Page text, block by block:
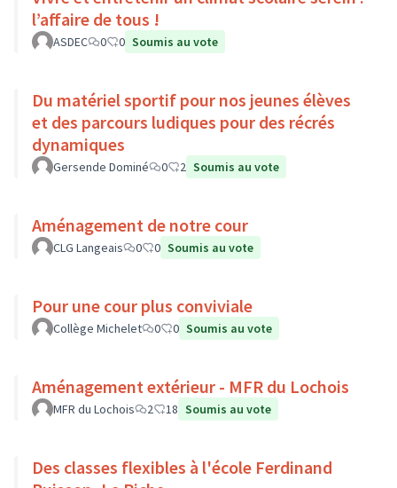
l’affaire de tous !
ASDEC 0 0 Soumis au vote
Du matériel sportif pour nos jeunes élèves
et des parcours ludiques pour des récrés
dynamiques
Gersende Dominé 0 2 Soumis au vote
Aménagement de notre cour
CLG Langeais 0 0 Soumis au vote
Pour une cour plus conviviale
Collège Michelet 0 0 Soumis au vote
Aménagement extérieur - MFR du Lochois
MFR du Lochois 2 18 Soumis au vote
Des classes flexibles à l'école Ferdinand